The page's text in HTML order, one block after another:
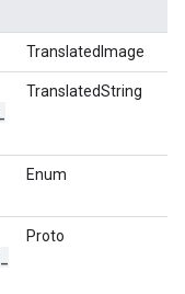
TranslatedImage
TranslatedString
Enum
Proto